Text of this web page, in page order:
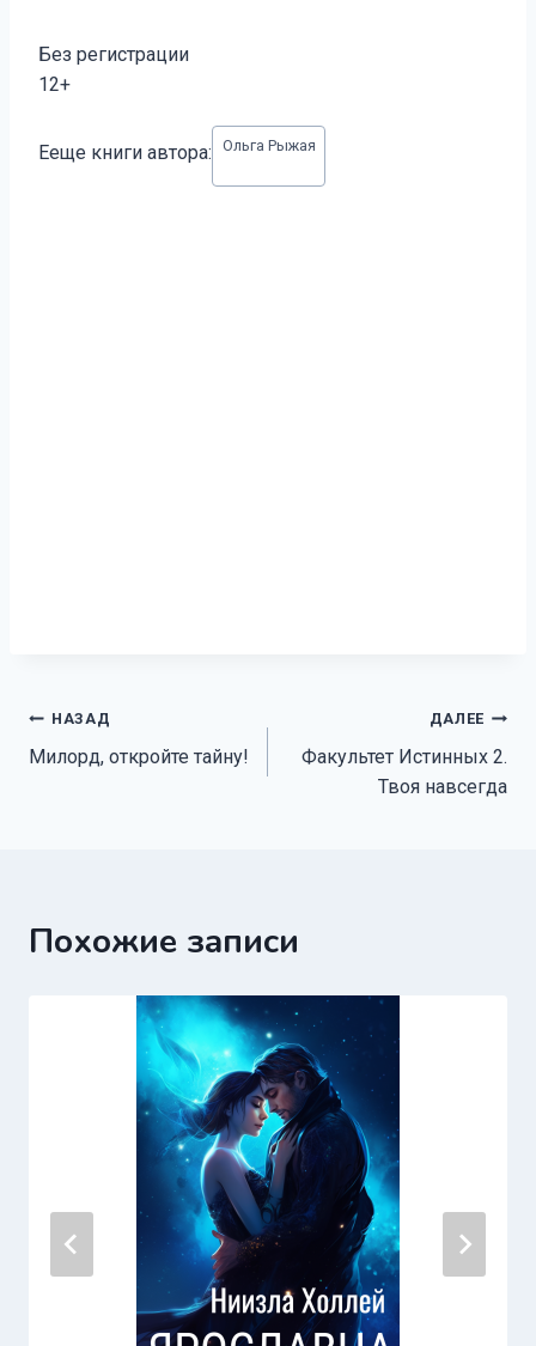
Без регистрации
12+
записи:
Ееще книги автора: Ольга Рыжая
Навигация
по
НАЗАД
Милорд, откройте тайну!
ДАЛЕЕ
Факультет Истинных 2.
Твоя навсегда
Похожие записи